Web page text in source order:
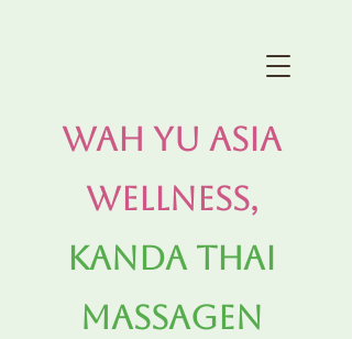
Wah Yu Asia
Wellness,
Kanda Thai
Massagen